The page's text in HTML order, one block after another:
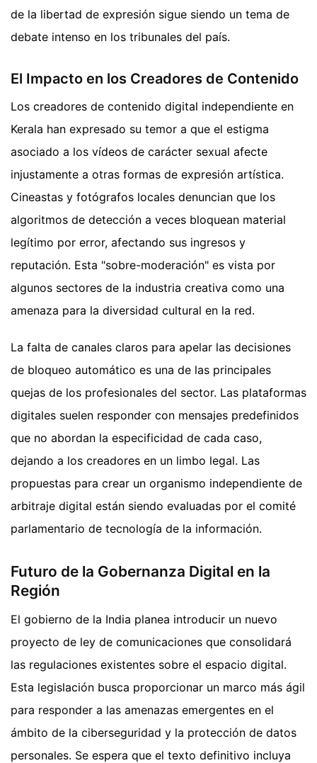
de la libertad de expresión sigue siendo un tema de
debate intenso en los tribunales del país.
El Impacto en los Creadores de Contenido
Los creadores de contenido digital independiente en
Kerala han expresado su temor a que el estigma
asociado a los vídeos de carácter sexual afecte
injustamente a otras formas de expresión artística.
Cineastas y fotógrafos locales denuncian que los
algoritmos de detección a veces bloquean material
legítimo por error, afectando sus ingresos y
reputación. Esta "sobre-moderación" es vista por
algunos sectores de la industria creativa como una
amenaza para la diversidad cultural en la red.
La falta de canales claros para apelar las decisiones
de bloqueo automático es una de las principales
quejas de los profesionales del sector. Las plataformas
digitales suelen responder con mensajes predefinidos
que no abordan la especificidad de cada caso,
dejando a los creadores en un limbo legal. Las
propuestas para crear un organismo independiente de
arbitraje digital están siendo evaluadas por el comité
parlamentario de tecnología de la información.
Futuro de la Gobernanza Digital en la
Región
El gobierno de la India planea introducir un nuevo
proyecto de ley de comunicaciones que consolidará
las regulaciones existentes sobre el espacio digital.
Esta legislación busca proporcionar un marco más ágil
para responder a las amenazas emergentes en el
ámbito de la ciberseguridad y la protección de datos
personales. Se espera que el texto definitivo incluya